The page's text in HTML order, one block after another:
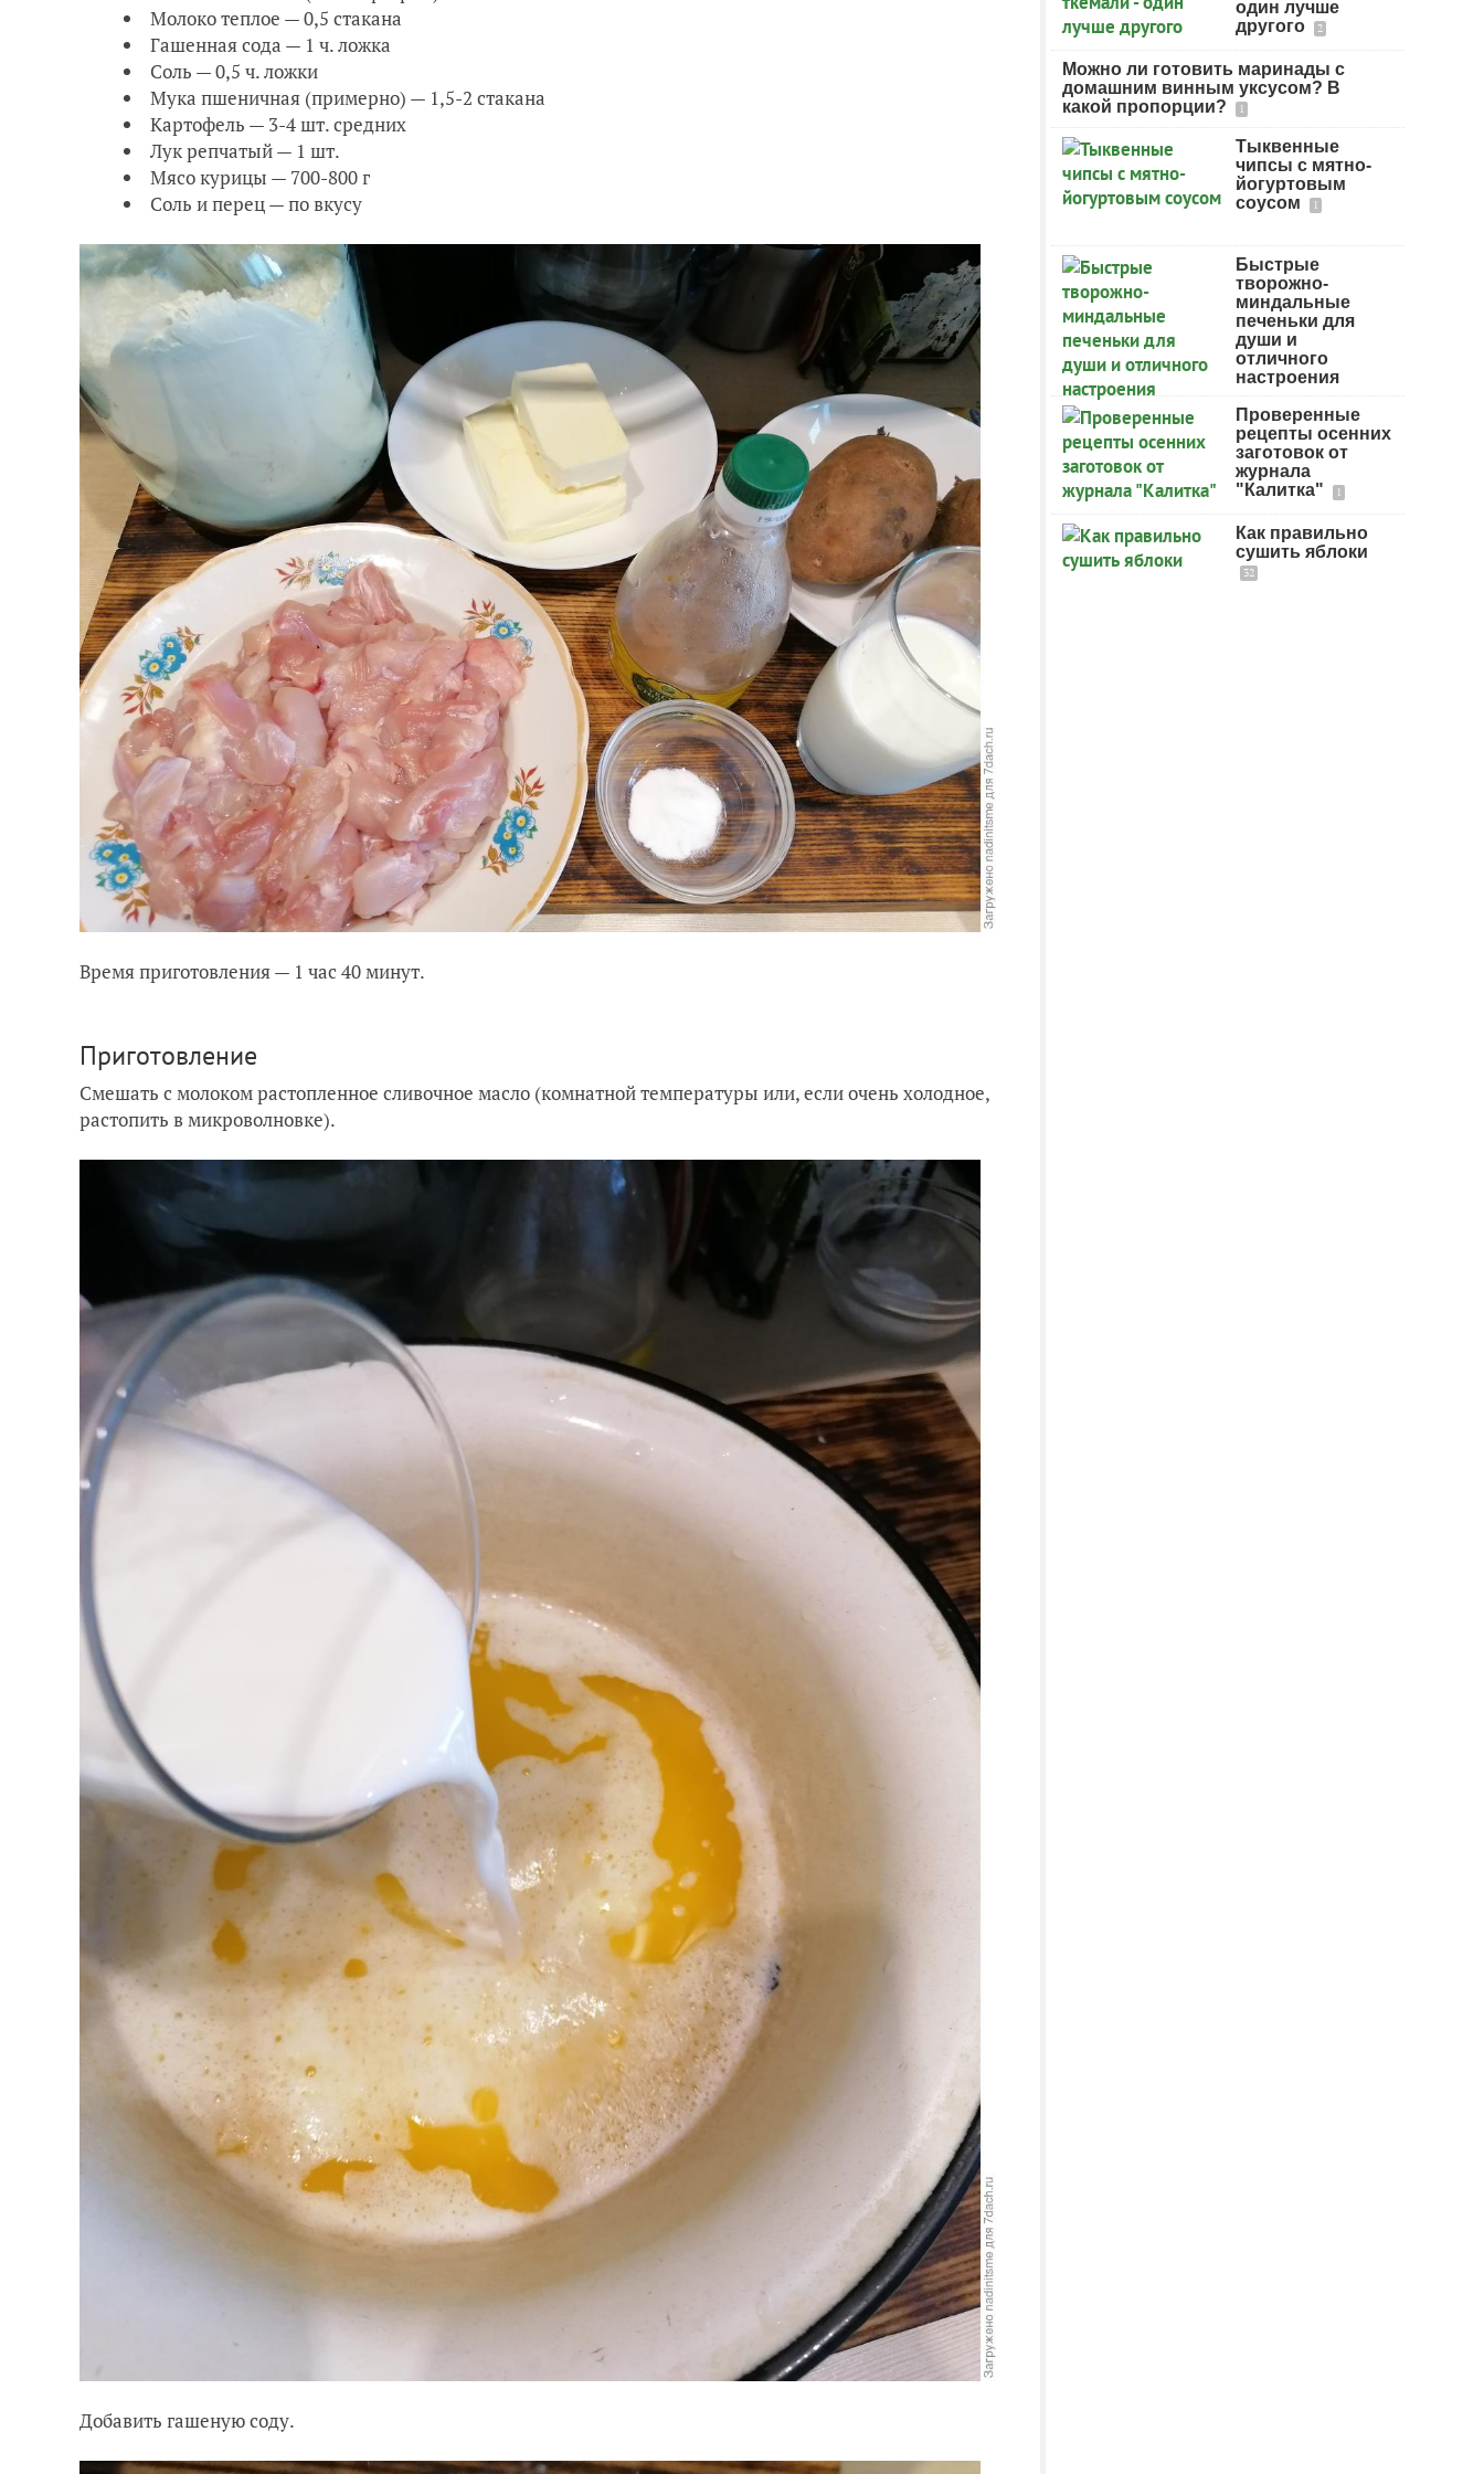
Молоко теплое — 0,5 стакана
Гашенная сода — 1 ч. ложка
Соль — 0,5 ч. ложки
Мука пшеничная (примерно) — 1,5-2 стакана
Картофель — 3-4 шт. средних
Лук репчатый — 1 шт.
Мясо курицы — 700-800 г
Соль и перец — по вкусу
Время приготовления — 1 час 40 минут.
Приготовление
Смешать с молоком растопленное сливочное масло (комнатной температуры или, если очень холодное,
растопить в микроволновке).
Добавить гашеную соду.
один лучше
другого
2
Можно ли готовить маринады с
домашним винным уксусом? В
какой пропорции?
1
Тыквенные
чипсы с мятно-
йогуртовым
соусом
1
Быстрые
творожно-
миндальные
печеньки для
души и
отличного
настроения
Проверенные
рецепты осенних
заготовок от
журнала
"Калитка"
1
Как правильно
сушить яблоки
32